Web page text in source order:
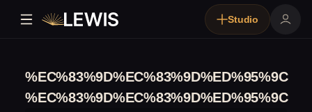
Studio
%EC%83%9D%EC%83%9D%ED%95%9C
%EC%83%9D%EC%83%9D%ED%95%9C